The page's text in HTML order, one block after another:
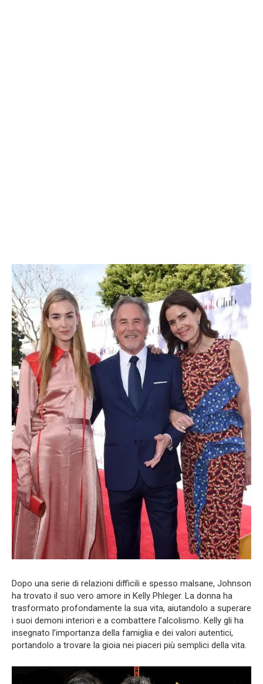
Dopo una serie di relazioni difficili e spesso malsane, Johnson
ha trovato il suo vero amore in Kelly Phleger. La donna ha
trasformato profondamente la sua vita, aiutandolo a superare
i suoi demoni interiori e a combattere l’alcolismo. Kelly gli ha
insegnato l’importanza della famiglia e dei valori autentici,
portandolo a trovare la gioia nei piaceri più semplici della vita.